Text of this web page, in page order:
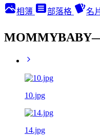
相簿 部落格 名
10.jpg
14.jpg